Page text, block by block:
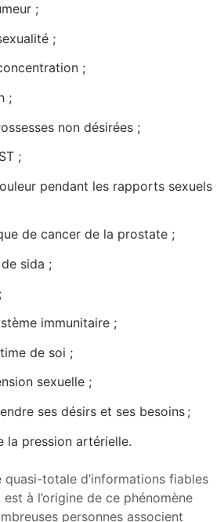
;
;
;
;
non désirées ;
;
pendant les rapports sexuels
de cancer de la prostate ;
sida ;
immunitaire ;
de soi ;
sexuelle ;
ses désirs et ses besoins ;
la pression artérielle.
quasi-totale d’informations fiables
à l’origine de ce phénomène
personnes associent